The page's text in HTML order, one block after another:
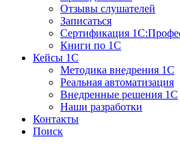
Отзывы слушателей
Записаться
Сертификация
Книги по 1С
Кейсы 1С
Методика внедрения 1С
Реальная автоматизация
Внедренные решения 1С
Наши разработки
Контакты
Поиск